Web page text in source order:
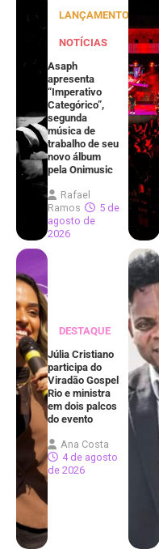
LANÇAMENTOS
NOTÍCIAS
Asaph
apresenta
“Imperativo
Categórico”,
segunda
música de
trabalho de seu
novo álbum
pela Onimusic
Rafael
Ramos
5 de
agosto de
2026
DESTAQUE
Júlia Cristiano
participa do
Viradão Gospel
Rio e ministra
em dois palcos
do evento
Ana Costa
4 de agosto
de 2026